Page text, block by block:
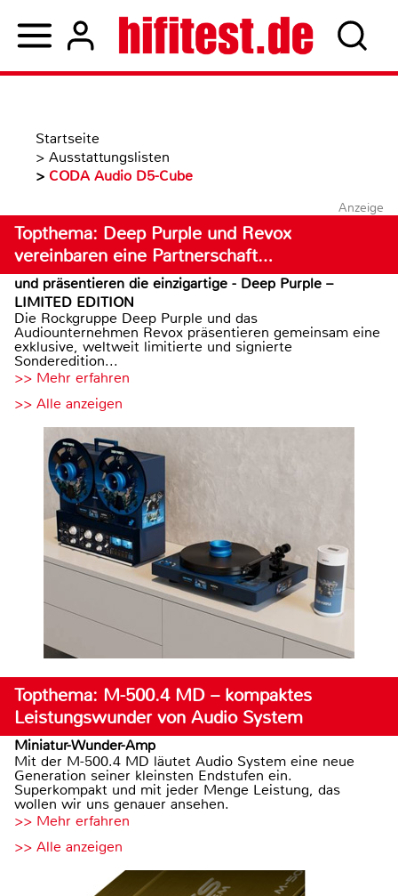
Startseite
> Ausstattungslisten
> CODA Audio D5-Cube
Anzeige
Topthema: Deep Purple und Revox
vereinbaren eine Partnerschaft…
und präsentieren die einzigartige - Deep Purple –
LIMITED EDITION
Die Rockgruppe Deep Purple und das
Audiounternehmen Revox präsentieren gemeinsam eine
exklusive, weltweit limitierte und signierte
Sonderedition...
>> Mehr erfahren
>> Alle anzeigen
Topthema: M-500.4 MD – kompaktes
Leistungswunder von Audio System
Miniatur-Wunder-Amp
Mit der M-500.4 MD läutet Audio System eine neue
Generation seiner kleinsten Endstufen ein.
Superkompakt und mit jeder Menge Leistung, das
wollen wir uns genauer ansehen.
>> Mehr erfahren
>> Alle anzeigen